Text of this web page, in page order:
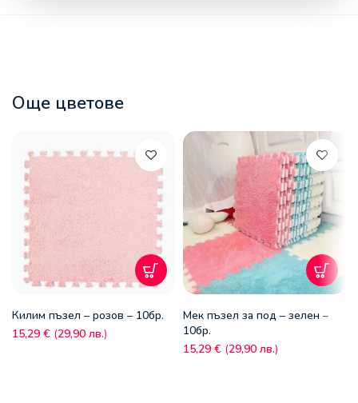
Още цветове
Килим пъзел – розов – 10бр.
15,29 € (29,90 лв.)
Мек пъзел за под – зелен –
10бр.
15,29 € (29,90 лв.)